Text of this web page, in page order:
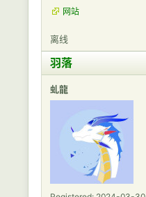
网站
离线
羽落
虬龍